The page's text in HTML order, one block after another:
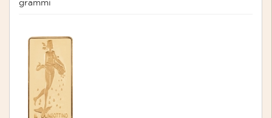
grammi